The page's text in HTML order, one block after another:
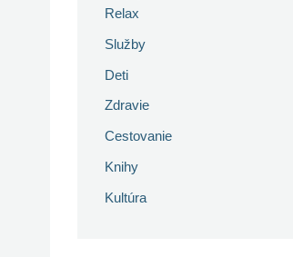
Relax
Služby
Deti
Zdravie
Cestovanie
Knihy
Kultúra